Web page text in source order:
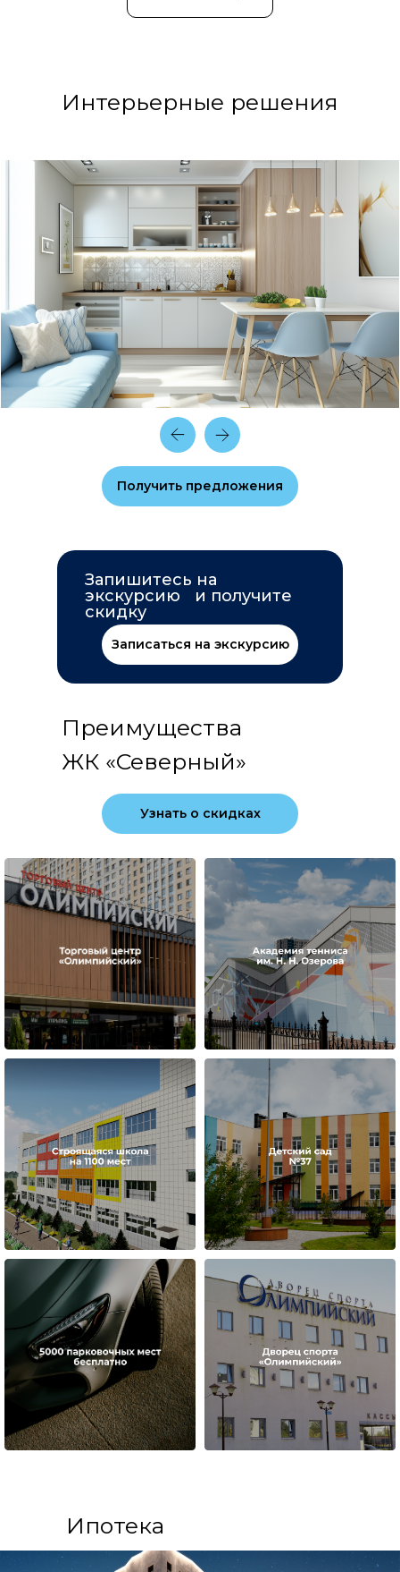
Интерьерные решения
Получить предложения
Запишитесь на
экскурсию и получите
скидку
Записаться на экскурсию
Преимущества
ЖК «Северный»
Узнать о скидках
Ипотека